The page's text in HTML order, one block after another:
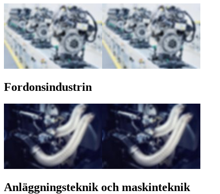
Fordonsindustrin
Anläggningsteknik och maskinteknik